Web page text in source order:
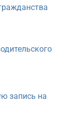
запись на